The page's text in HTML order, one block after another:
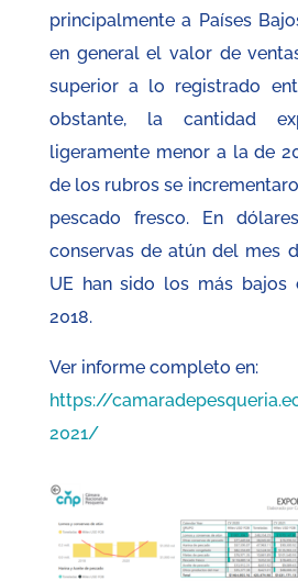
principalmente a Países
en general el valor de
superior a lo registrado
obstante, la cantidad
ligeramente menor a la de
de los rubros se
pescado fresco. En
conservas de atún del mes
UE han sido los más bajos
2018.
Ver informe completo en:
https://
2021/